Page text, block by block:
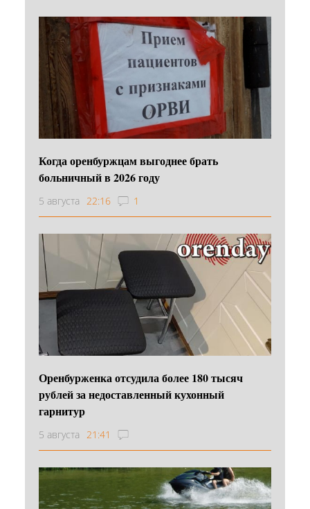
Когда оренбуржцам выгоднее брать
больничный в 2026 году
5 августа 22:16 1
Оренбурженка отсудила более 180 тысяч
рублей за недоставленный кухонный
гарнитур
5 августа 21:41